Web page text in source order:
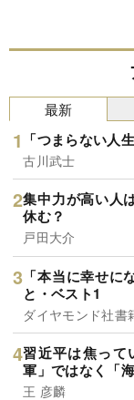
最新
「つまらない人
古川武士
集中力が高い人
休む？
戸田大介
「本当に幸せ
と・ベスト1
ダイヤモンド社書
習近平は焦っ
軍」ではなく「
王 彦麟